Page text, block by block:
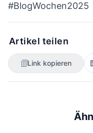
#BlogWochen2025
Artikel teilen
Link kopieren